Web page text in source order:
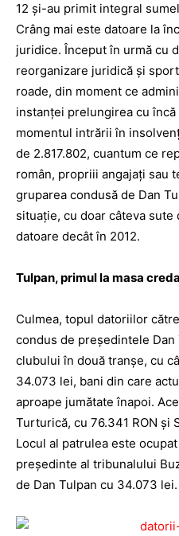
12 și-au primit integral
Crâng mai este datoare la
juridice. Început în urmă cu
reorganizare juridică și
roade, din moment ce
instanței prelungirea cu încă
momentul intrării în
de 2.817.802, cuantum ce
român, propriii angajați sau
gruparea condusă de Dan
situație, cu doar câteva
datoare decât în 2012.
Tulpan, primul la masa
Culmea, topul datoriilor
condus de președintele
clubului în două tranșe, cu
34.073 lei, bani din care
aproape jumătate înapoi.
Turturică, cu 76.341 RON și
Locul al patrulea este
președinte al tribunalului
de Dan Tulpan cu 34.073 lei.